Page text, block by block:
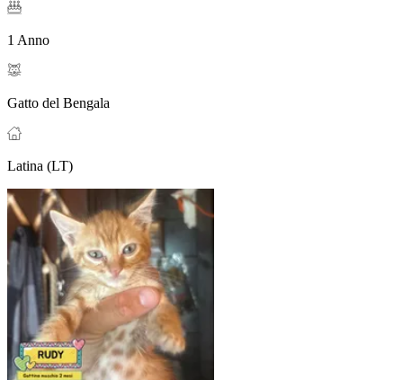
1 Anno
Gatto del Bengala
Latina (LT)